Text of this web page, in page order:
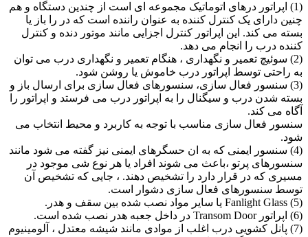
(1) اپراتور درهای اتوماتیک مجموعه ای است از چندین دستگاه و هم
چنین دارای یک کنترل کننده به عنوان راننده است که در را باز یا
بسته می کند. این اپراتور کنترل اجزایی مانند موتور دنده و کنترل
کننده درب را انجام می دهد.
(2) سوئیچ تعمیر و نگهداری ، هنگام تعمیر و نگهداری درب می توان
به راحتی توسط اپراتور درب خاموش یا روشن شود.
(3) سنسور فعال سازی، سنسورهای فعال سازی برای ارسال باز و
بسته شدن درب و سیگنال را به اپراتور درب می فرستد و اپراتور را
آگاه می کند.
سنسور فعال سازی مناسب با توجه به کاربرد و محیط انتخاب می
شود.
(4) سنسور ایمنی که به ان حسگرهای ایمنی نیز گفته می شود مانند
سنسورهای پرتو ،باعث می شوند افراد یا هر نوع شی موجود در
مسیری که در قرار دارد را تشخیص دهند. ، جایی که تشخیص آن
توسط سنسورهای فعال سازی دشوار است.
(5) Fanlight Glass یا سایر مواد نصب شده بین سقف و هدر.
(6) اپراتور Transom Door در داخل جعبه هدر نصب شده است.
(7) پانل کشویی درب اغلب از موادی مانند شیشه معتدل ، آلومینیوم